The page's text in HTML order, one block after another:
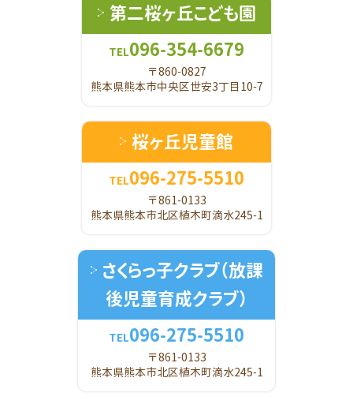
第二桜ヶ丘こども園
TEL096-354-6679
〒860-0827
熊本県熊本市中央区世安3丁目10-7
桜ヶ丘児童館
TEL096-275-5510
〒861-0133
熊本県熊本市北区植木町滴水245-1
さくらっ子クラブ（放課
後児童育成クラブ）
TEL096-275-5510
〒861-0133
熊本県熊本市北区植木町滴水245-1